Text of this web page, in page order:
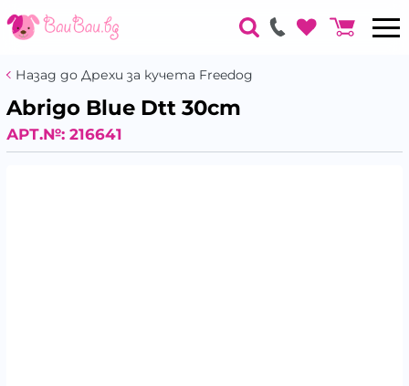
Назад до Дрехи за кучета Freedog
Abrigo Blue Dtt 30cm
АРТ.№: 216641